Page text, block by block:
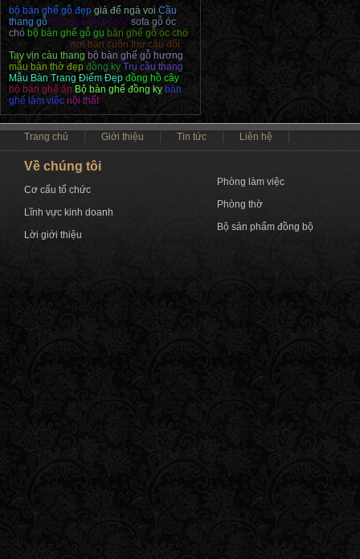
bộ bàn ghế gỗ đẹp giá để ngà voi Cầu
thang gỗ bàn ghế giám đốc sofa gỗ óc
chó bộ bàn ghế gỗ gụ bàn ghế gỗ óc chó
Dong Ho Cay
nơi bán cuốn thư câu đối
Tay vịn càu thang bộ bàn ghế gỗ hương
mẫu bàn thờ đẹp đồng kỵ Trụ cầu thang
Mẫu Bàn Trang Điểm Đẹp đồng hồ cây
bộ bàn ghế ăn Bộ bàn ghế đồng kỵ bàn
ghế làm việc nội thất
Trang chủ Giới thiệu Tin tức Liên hệ
Về chúng tôi
Cơ cấu tổ chức
Lĩnh vực kinh doanh
Lời giới thiệu
Phòng làm việc
Phòng thờ
Bộ sản phẩm đồng bộ